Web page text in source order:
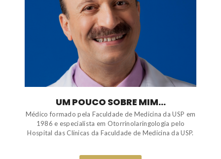
UM POUCO SOBRE MIM...
Médico formado pela Faculdade de Medicina da USP em
1986 e especialista em Otorrinolaringologia pelo
Hospital das Clínicas da Faculdade de Medicina da USP.